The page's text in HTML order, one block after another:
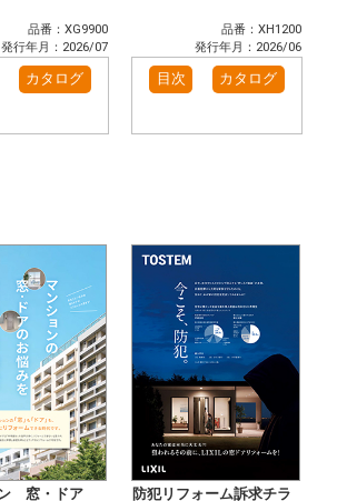
トイレ（3）
水栓金具（3）
品番：XG9900
発行年月：2026/07
カタログ
品番：XH1200
発行年月：2026/06
目次 カタログ
ン 窓・ドア
防犯リフォーム訴求チラ